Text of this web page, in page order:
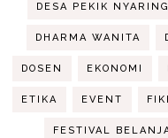
DESA PEKIK NYARING
DHARMA WANITA
DOSEN EKONOMI
ETIKA EVENT
FESTIVAL